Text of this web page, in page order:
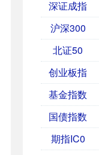
深证成指
沪深300
北证50
创业板指
基金指数
国债指数
期指IC0